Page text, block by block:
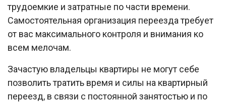
трудоемкие и затратные по части времени.
Самостоятельная организация переезда требует
от вас максимального контроля и внимания ко
всем мелочам.
Зачастую владельцы квартиры не могут себе
позволить тратить время и силы на квартирный
переезд, в связи с постоянной занятостью и по